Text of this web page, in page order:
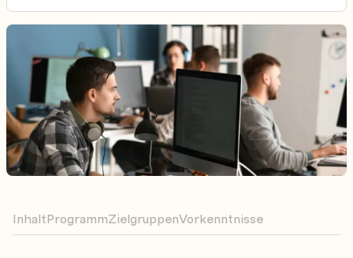
InhaltProgrammZielgruppenVorkenntnisse